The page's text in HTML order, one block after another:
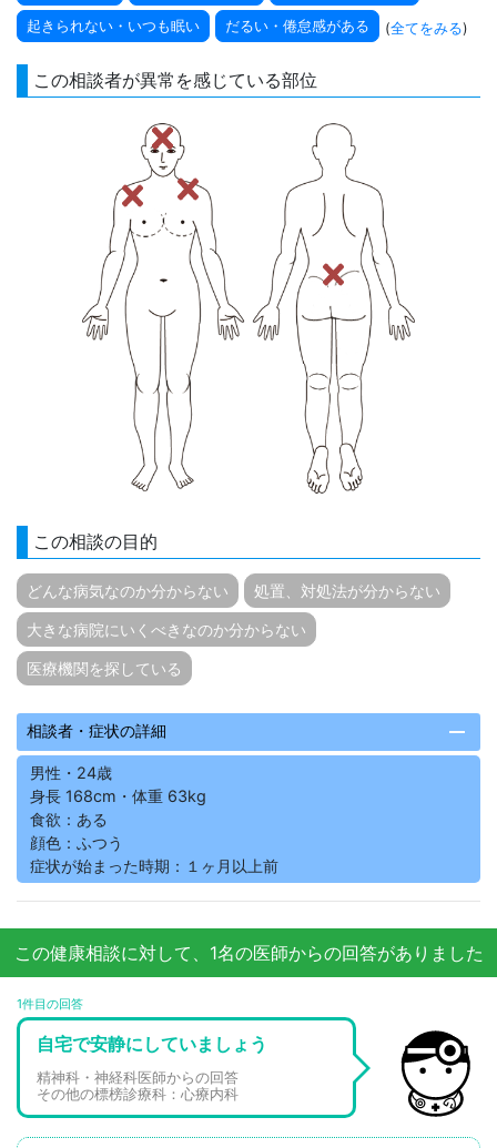
起きられない・いつも眠い だるい・倦怠感がある (全てをみる)
この相談者が異常を感じている部位
この相談の目的
どんな病気なのか分からない 処置、対処法が分からない
大きな病院にいくべきなのか分からない
医療機関を探している
相談者・症状の詳細 remove
男性・24歳
身長 168cm・体重 63kg
食欲：ある
顔色：ふつう
症状が始まった時期：１ヶ月以上前
この健康相談に対して、1名の医師からの回答がありました
1件目の回答
自宅で安静にしていましょう
精神科・神経科医師からの回答
その他の標榜診療科：心療内科